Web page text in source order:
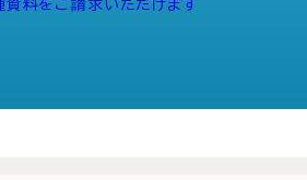
資料をご請求いただけます